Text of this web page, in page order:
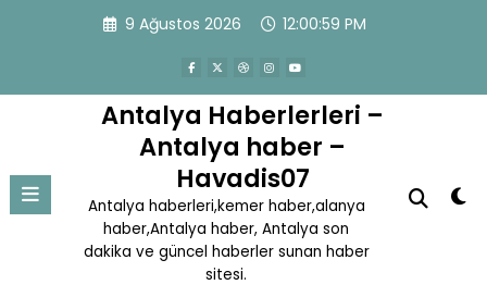
9 Ağustos 2026 12:00:59 PM
Antalya Haberlerleri –
Antalya haber –
Havadis07
Antalya haberleri,kemer haber,alanya
haber,Antalya haber, Antalya son
dakika ve güncel haberler sunan haber
sitesi.